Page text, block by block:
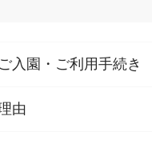
入園・ご利用手続き
ご入園・ご利用手続き
証保育所空き状況
由
理由一覧